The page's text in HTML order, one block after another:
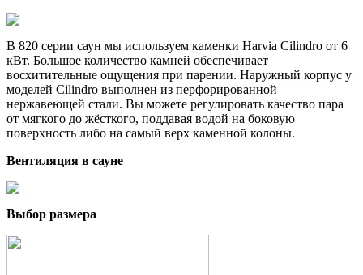
В 820 серии саун мы используем каменки Harvia Cilindro от 6
кВт. Большое количество камней обеспечивает
восхитительные ощущения при парении. Наружный корпус у
моделей Cilindro выполнен из перфорированной
нержавеющей стали. Вы можете регулировать качество пара
от мягкого до жёсткого, поддавая водой на боковую
поверхность либо на самый верх каменной колоны.
Вентиляция в сауне
Выбор размера